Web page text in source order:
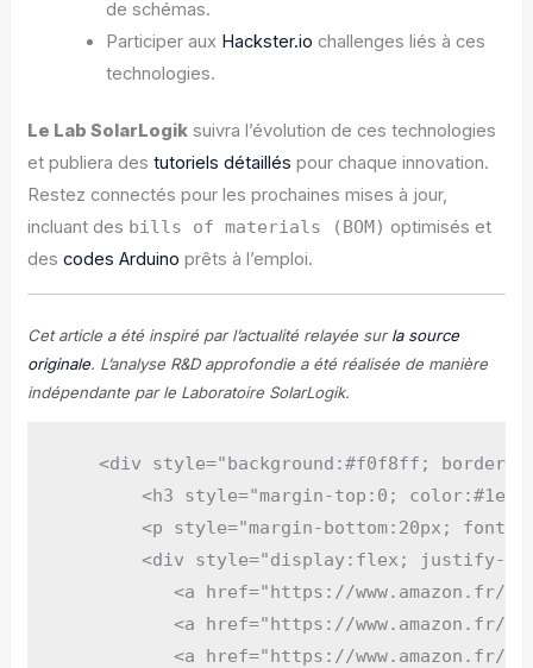
de schémas.
Participer aux Hackster.io challenges liés à ces
technologies.
Le Lab SolarLogik suivra l’évolution de ces technologies
et publiera destutoriels détaillés pour chaque innovation.
Restez connectés pour les prochaines mises à jour,
incluant des bills of materials (BOM) optimisés et
descodes Arduino prêts à l’emploi.
Cet article a été inspiré par l’actualité relayée surla source
originale. L’analyse R&D approfondie a été réalisée de manière
indépendante par le Laboratoire SolarLogik.
<div style="background:#f0f8ff;
<h3 style="margin-top:0;
<p style="margin-bottom:20px; font-
<div style="display:flex; justify-
<a href="https://www.amazon.fr/
<a href="https://www.amazon.fr/
<a href="https://www.amazon.fr/